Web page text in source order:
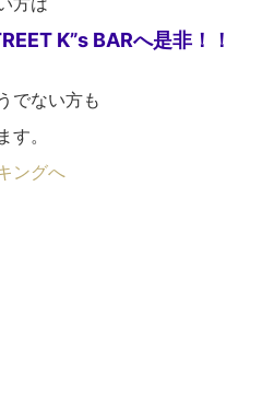
K”s BARへ是非！！
でない方も
す。
ングへ